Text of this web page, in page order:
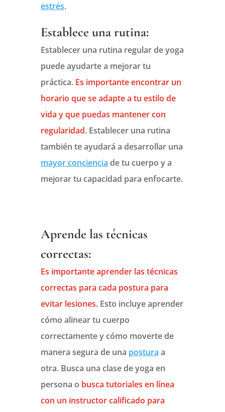
estrés.
Establece una rutina:
Establecer una rutina regular de yoga
puede ayudarte a mejorar tu
práctica. Es importante encontrar un
horario que se adapte a tu estilo de
vida y que puedas mantener con
regularidad. Establecer una rutina
también te ayudará a desarrollar una
mayor conciencia de tu cuerpo y a
mejorar tu capacidad para enfocarte.
Aprende las técnicas
correctas:
Es importante aprender las técnicas
correctas para cada postura para
evitar lesiones.Esto incluye aprender
cómo alinear tu cuerpo
correctamente y cómo moverte de
manera segura de una postura a
otra. Busca una clase de yoga en
persona o busca tutoriales en línea
con un instructor calificado para